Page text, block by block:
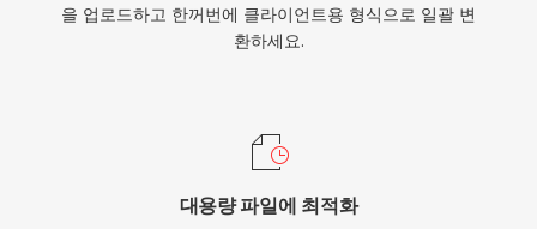
을 업로드하고 한꺼번에 클라이언트용 형식으로 일괄 변
환하세요.
대용량 파일에 최적화